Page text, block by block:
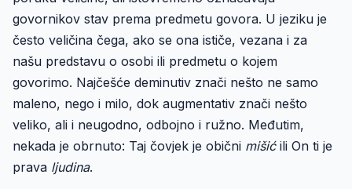
govornikov stav prema predmetu govora. U jeziku je
često veličina čega, ako se ona ističe, vezana i za
našu predstavu o osobi ili predmetu o kojem
govorimo. Najčešće deminutiv znači nešto ne samo
maleno, nego i milo, dok augmentativ znači nešto
veliko, ali i neugodno, odbojno i ružno. Međutim,
nekada je obrnuto: Taj čovjek je obični mišićili On ti je
prava ljudina.